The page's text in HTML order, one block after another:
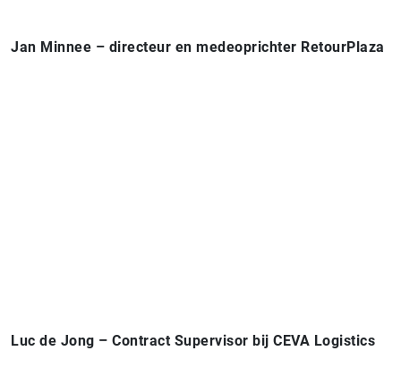
Jan Minnee – directeur en medeoprichter RetourPlaza
Luc de Jong – Contract Supervisor bij CEVA Logistics